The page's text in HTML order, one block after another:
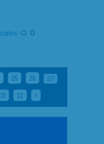
0
25 26 27
31 32 >